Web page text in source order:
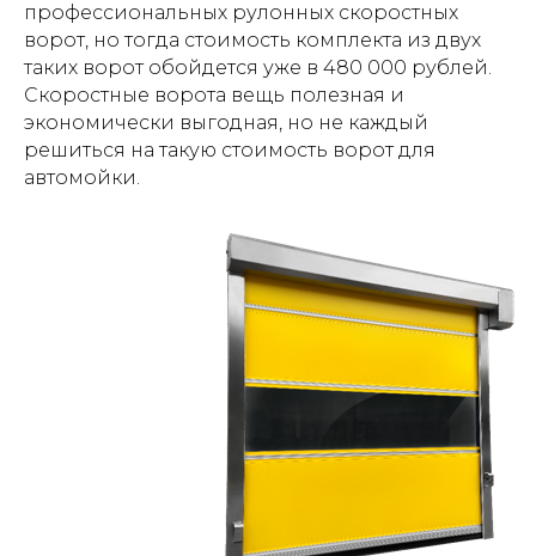
профессиональных рулонных скоростных
ворот, но тогда стоимость комплекта из двух
таких ворот обойдется уже в 480 000 рублей.
Скоростные ворота вещь полезная и
экономически выгодная, но не каждый
решиться на такую стоимость ворот для
автомойки.